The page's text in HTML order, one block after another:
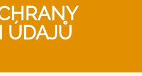
ÚDAJŮ